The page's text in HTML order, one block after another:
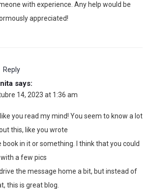
with experience. Any help would be
appreciated!
Reply
says:
14, 2023 at 1:36 am
like you read my mind! You seem to know a lot
this, like you wrote
book in it or something. I think that you could
a few pics
the message home a bit, but instead of
this is great blog.